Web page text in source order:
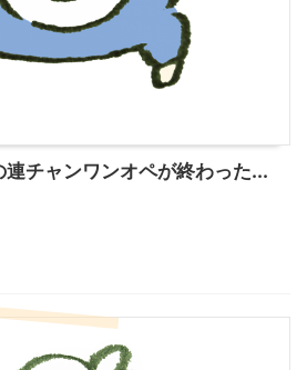
チャンワンオペが終わった...